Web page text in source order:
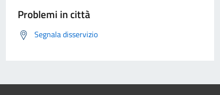
Problemi in città
Segnala disservizio